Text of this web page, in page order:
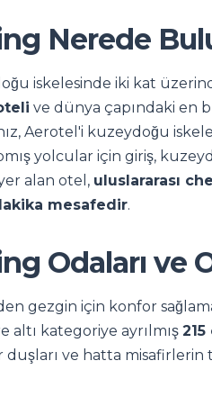
Nerede
iskelesinde iki kat
ve dünya çapındaki en
Aerotel'i kuzeydoğu
yolcular için giriş,
alan otel, uluslararası
mesafedir.
Odaları ve
gezgin için konfor
kategoriye ayrılmış 215
duşları ve hatta